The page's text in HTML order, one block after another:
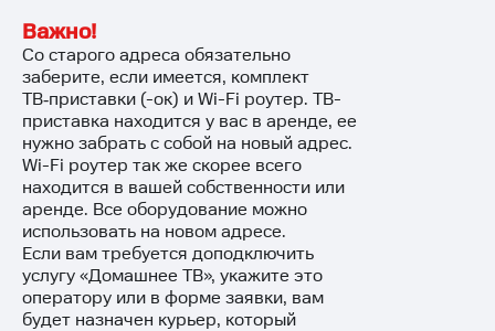
Важно!
Со старого адреса обязательно
заберите, если имеется, комплект
ТВ‑приставки (-ок) и Wi-Fi роутер. ТВ-
приставка находится у вас в аренде, ее
нужно забрать с собой на новый адрес.
Wi-Fi роутер так же скорее всего
находится в вашей собственности или
аренде. Все оборудование можно
использовать на новом адресе.
Если вам требуется доподключить
услугу «Домашнее ТВ», укажите это
оператору или в форме заявки, вам
будет назначен курьер, который